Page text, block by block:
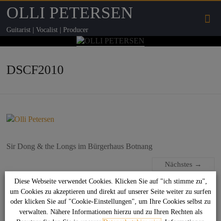
OLLI PETERSEN
Guitarist | Vocalist | Producer
DSCF2010
Sir Dong & the Longs im Bürgerhaus Botnang
Nächstes →
Suchen
Diese Webseite verwendet Cookies. Klicken Sie auf "ich stimme zu",
um Cookies zu akzeptieren und direkt auf unserer Seite weiter zu surfen
oder klicken Sie auf "Cookie-Einstellungen", um Ihre Cookies selbst zu
verwalten. Nähere Informationen hierzu und zu Ihren Rechten als